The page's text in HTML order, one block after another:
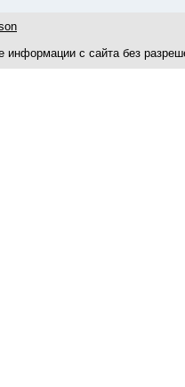
информации с сайта без